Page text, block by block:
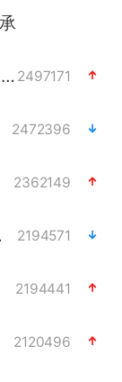
马斯克拒绝乌用星链打击俄境内目标 2497171
2472396
2362149
戏 2194571
2194441
2120496